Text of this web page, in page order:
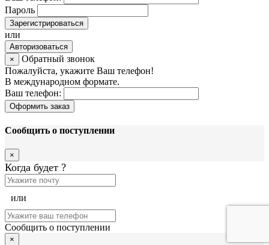
Пароль
Зарегистрироваться
или
Авторизоваться
×
Обратный звонок
Пожалуйста, укажите Ваш телефон!
В международном формате.
Ваш телефон:
Оформить заказ
Сообщить о поступлении
×
Когда будет ?
или
Сообщить о поступлении
×